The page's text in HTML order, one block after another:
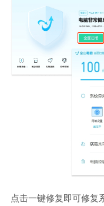
点击一键修复即可修复